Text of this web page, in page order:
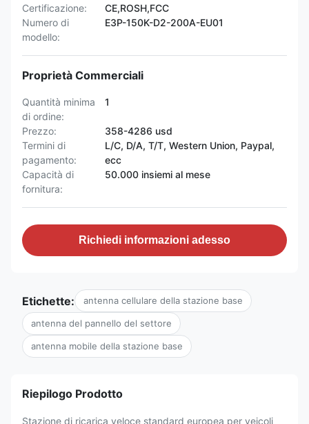
Certificazione:
CE,ROSH,FCC
Numero di
modello:
E3P-150K-D2-200A-EU01
Proprietà Commerciali
Quantità minima
di ordine:
1
Prezzo:
358-4286 usd
Termini di
pagamento:
L/C, D/A, T/T, Western Union, Paypal,
ecc
Capacità di
fornitura:
50.000 insiemi al mese
Richiedi informazioni adesso
Etichette: antenna cellulare della stazione base
antenna del pannello del settore
antenna mobile della stazione base
Riepilogo Prodotto
Stazione di ricarica veloce standard europea per veicoli